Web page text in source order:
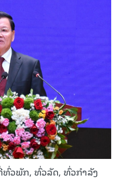
ວພັກ, ທົ່ວລັດ, ທົ່ວກໍາລັງ